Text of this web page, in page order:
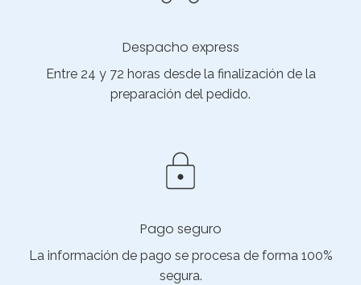
Despacho express
Entre 24 y 72 horas desde la finalización de la
preparación del pedido.
Pago seguro
La información de pago se procesa de forma 100%
segura.